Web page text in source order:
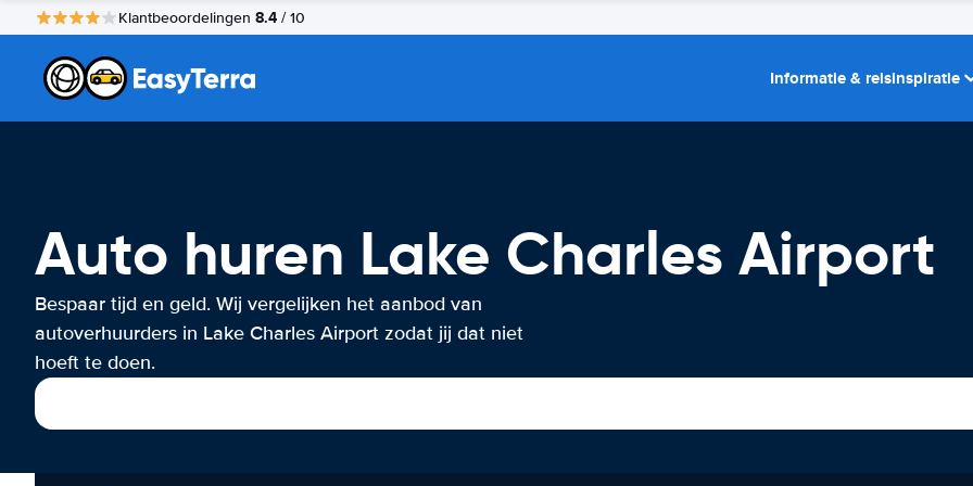
Klantbeoordelingen 8.4 / 10
Informatie & reisinspiratie
Auto huren Lake Charles Airport
Bespaar tijd en geld. Wij vergelijken het aanbod van
autoverhuurders in Lake Charles Airport zodat jij dat niet
hoeft te doen.